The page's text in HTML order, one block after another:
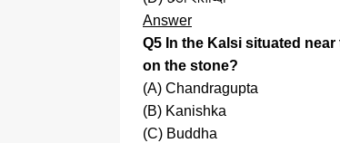
Answer
Q5 In the Kalsi situated
on the stone?
(A) Chandragupta
(B) Kanishka
(C) Buddha